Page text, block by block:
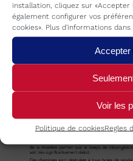
installation, cliquez sur «Accepter
également configurer vos
cookies». Plus d'informations
Accepter
Voir les
Politique de cookiesRegles